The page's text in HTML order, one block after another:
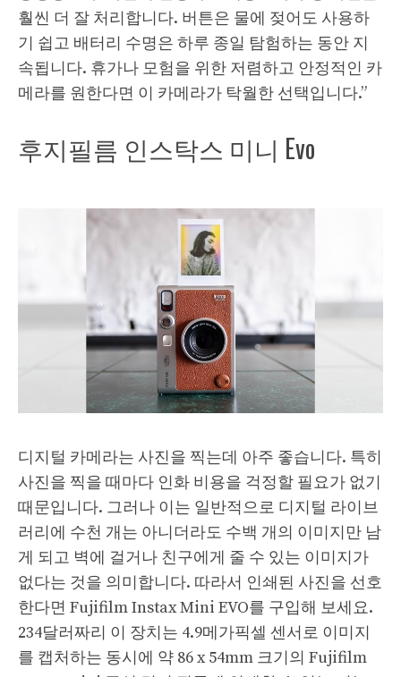
훨씬 더 잘 처리합니다. 버튼은 물에 젖어도 사용하
기 쉽고 배터리 수명은 하루 종일 탐험하는 동안 지
속됩니다. 휴가나 모험을 위한 저렴하고 안정적인 카
메라를 원한다면 이 카메라가 탁월한 선택입니다.”
후지필름 인스탁스 미니 Evo
디지털 카메라는 사진을 찍는데 아주 좋습니다. 특히
사진을 찍을 때마다 인화 비용을 걱정할 필요가 없기
때문입니다. 그러나 이는 일반적으로 디지털 라이브
러리에 수천 개는 아니더라도 수백 개의 이미지만 남
게 되고 벽에 걸거나 친구에게 줄 수 있는 이미지가
없다는 것을 의미합니다. 따라서 인쇄된 사진을 선호
한다면 Fujifilm Instax Mini EVO를 구입해 보세요.
234달러짜리 이 장치는 4.9메가픽셀 센서로 이미지
를 캡처하는 동시에 약 86 x 54mm 크기의 Fujifilm